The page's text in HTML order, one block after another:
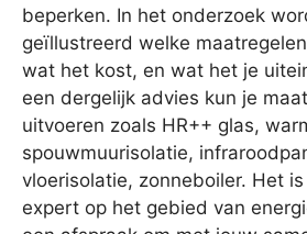
beperken. In het onderzoek
geïllustreerd welke
wat het kost, en wat het je
een dergelijk advies kun je
uitvoeren zoals HR++ glas,
spouwmuurisolatie,
vloerisolatie, zonneboiler. Het
expert op het gebied van